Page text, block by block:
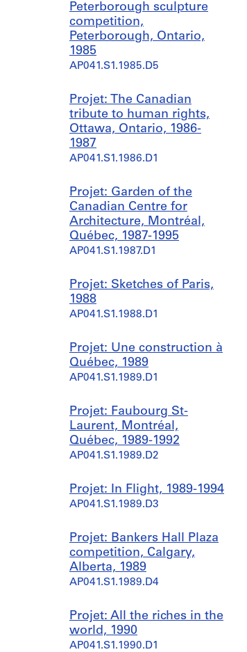
Peterborough sculpture
competition,
Peterborough, Ontario,
1985
AP041.S1.1985.D5
Projet: The Canadian
tribute to human rights,
Ottawa, Ontario, 1986-
1987
AP041.S1.1986.D1
Projet: Garden of the
Canadian Centre for
Architecture, Montréal,
Québec, 1987-1995
AP041.S1.1987.D1
Projet: Sketches of Paris,
1988
AP041.S1.1988.D1
Projet: Une construction à
Québec, 1989
AP041.S1.1989.D1
Projet: Faubourg St-
Laurent, Montréal,
Québec, 1989-1992
AP041.S1.1989.D2
Projet: In Flight, 1989-1994
AP041.S1.1989.D3
Projet: Bankers Hall Plaza
competition, Calgary,
Alberta, 1989
AP041.S1.1989.D4
Projet: All the riches in the
world, 1990
AP041.S1.1990.D1